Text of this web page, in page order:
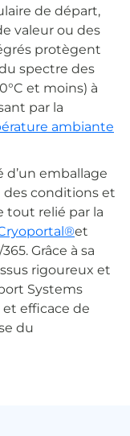
de départ,
valeur ou des
protègent
spectre des
et moins) à
par la
ambiante
emballage
des conditions et
tout relié par la
et
Grâce à sa
rigoureux et
Systems
efficace de
du